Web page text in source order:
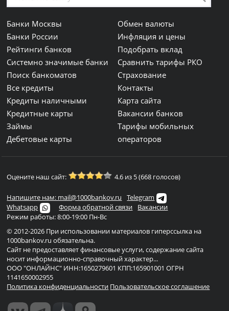
Банки Москвы
Банки России
Рейтинги банков
Системно значимые банки
Поиск банкоматов
Все кредиты
Кредиты наличными
Кредитные карты
Займы
Дебетовые карты
Обмен валюты
Инфляция и цены
Подобрать вклад
Сравнить тарифы РКО
Страхование
Контакты
Карта сайта
Вакансии банков
Тарифы мобильных
операторов
Оцените наш сайт: 4.6 из 5 (668 голосов)
Напишите нам: mail@1000bankov.ru
Telegram
Whatsapp
Форма обратной связи
Вакансии
Режим работы: 8:00-19:00 Пн-Вс
© 2012-2026 При использовании материалов гиперссылка на
1000bankov.ru обязательна.
Сайт не предоставляет финансовые услуги, содержание сайта
носит информационно-справочный характер...
ООО "ОНЛАЙНС" ИНН:1650279601 КПП:165901001 ОГРН
1141650002955
Политика конфиденциальности Пользовательское соглашение